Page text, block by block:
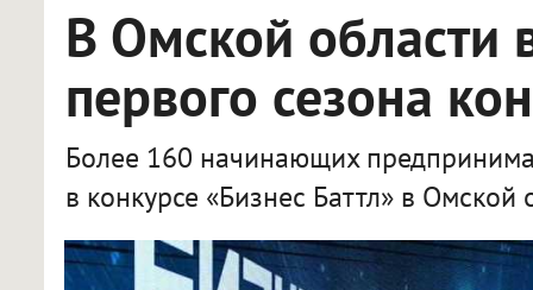
В Омской области
первого сезона
Более 160 начинающих
в конкурсе «Бизнес Баттл» в Омской